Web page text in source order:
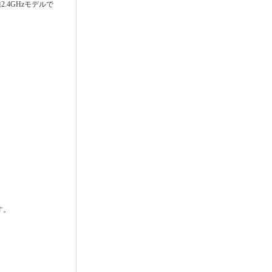
モデルで